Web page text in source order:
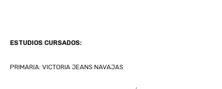
ESTUDIOS CURSADOS:
PRIMARIA: VICTORIA JEANS NAVAJAS